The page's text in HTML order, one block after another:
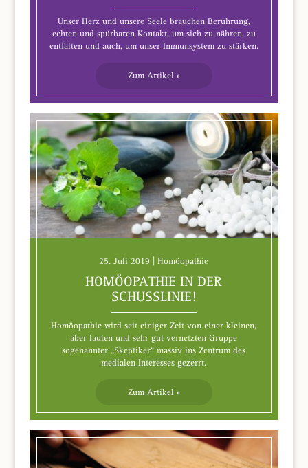
Unser Herz und unsere Seele brauchen Berührung,
echten und spürbaren Kontakt, um sich zu nähren, zu
entfalten und auch, um unser Immunsystem zu stärken.
Zum Artikel »
25. Juli 2019 | Homöopathie
HOMÖOPATHIE IN DER
SCHUSSLINIE!
Homöopathie wird seit einiger Zeit von einer kleinen,
aber lauten und sehr gut vernetzten Gruppe
sogenannter „Skeptiker“ massiv ins Zentrum des
medialen Interesses gezerrt.
Zum Artikel »